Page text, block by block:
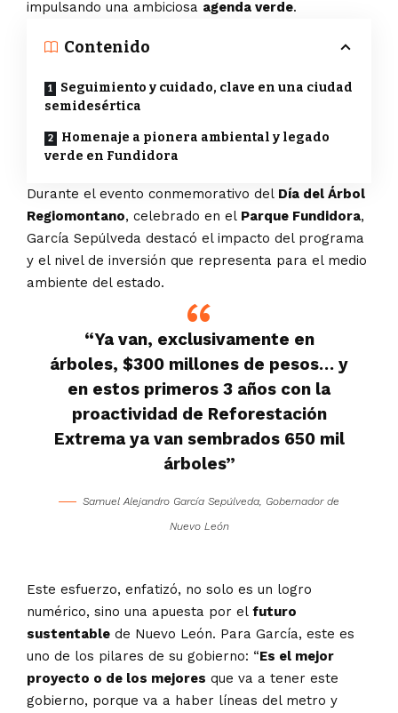
impulsando una ambiciosa agenda verde.
Contenido
Seguimiento y cuidado, clave en una ciudad
semidesértica
Homenaje a pionera ambiental y legado
verde en Fundidora
Durante el evento conmemorativo del Día del Árbol
Regiomontano, celebrado en el Parque Fundidora,
García Sepúlveda destacó el impacto del programa
y el nivel de inversión que representa para el medio
ambiente del estado.
“Ya van, exclusivamente en
árboles, $300 millones de pesos… y
en estos primeros 3 años con la
proactividad de Reforestación
Extrema ya van sembrados 650 mil
árboles”
Samuel Alejandro García Sepúlveda, Gobernador de
Nuevo León
Este esfuerzo, enfatizó, no solo es un logro
numérico, sino una apuesta por el futuro
sustentable de Nuevo León. Para García, este es
uno de los pilares de su gobierno: “Es el mejor
proyecto o de los mejores que va a tener este
gobierno, porque va a haber líneas del metro y